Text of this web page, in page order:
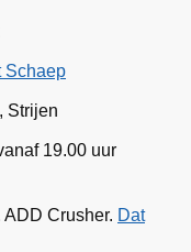
Schaep
19.00 uur
Crusher. Dat